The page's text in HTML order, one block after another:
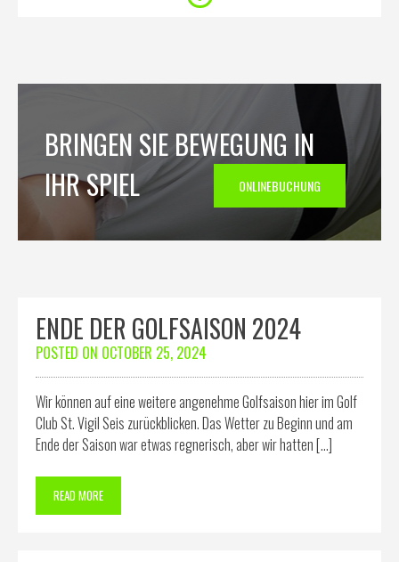
BRINGEN SIE BEWEGUNG IN
IHR SPIEL
ONLINEBUCHUNG
ENDE DER GOLFSAISON 2024
POSTED ON OCTOBER 25, 2024
Wir können auf eine weitere angenehme Golfsaison hier im Golf
Club St. Vigil Seis zurückblicken. Das Wetter zu Beginn und am
Ende der Saison war etwas regnerisch, aber wir hatten […]
READ MORE